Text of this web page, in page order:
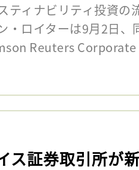
ティナビリティ投資の
・ロイターは9月2日
Reuters
ス証券取引所が